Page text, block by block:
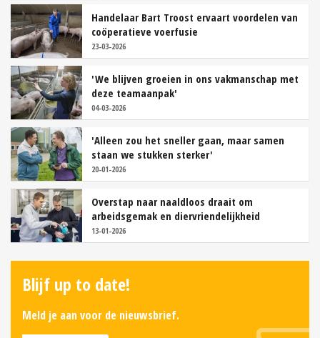
Handelaar Bart Troost ervaart voordelen van
coöperatieve voerfusie
23-03-2026
'We blijven groeien in ons vakmanschap met
deze teamaanpak'
04-03-2026
'Alleen zou het sneller gaan, maar samen
staan we stukken sterker'
20-01-2026
Overstap naar naaldloos draait om
arbeidsgemak en diervriendelijkheid
13-01-2026
Blijf up to date!
Meld je aan voor de nieuwsbrief.